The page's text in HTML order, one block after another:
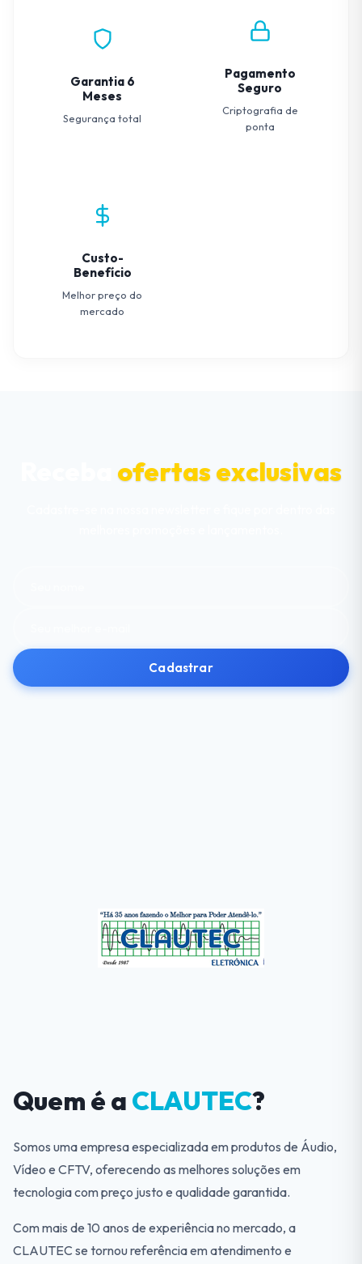
Garantia 6
Meses
Segurança total
Pagamento
Seguro
Criptografia de
ponta
Custo-
Benefício
Melhor preço do
mercado
ofertas exclusivas
Cadastrar
Quem é a CLAUTEC?
Somos uma empresa especializada em produtos de Áudio,
Vídeo e CFTV, oferecendo as melhores soluções em
tecnologia com preço justo e qualidade garantida.
Com mais de 10 anos de experiência no mercado, a
CLAUTEC se tornou referência em atendimento e